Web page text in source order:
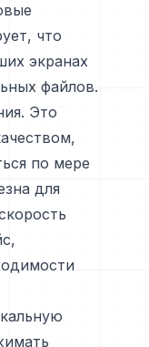
что
экранах
файлов.
Это
по мере
для